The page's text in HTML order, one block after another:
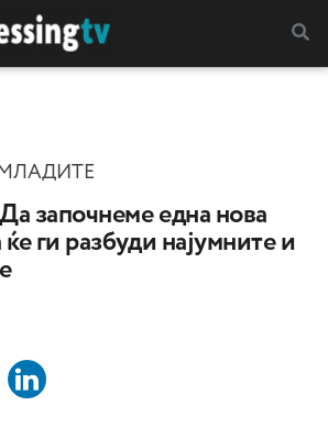
започнеме една нова
ќе ги разбуди најумните и